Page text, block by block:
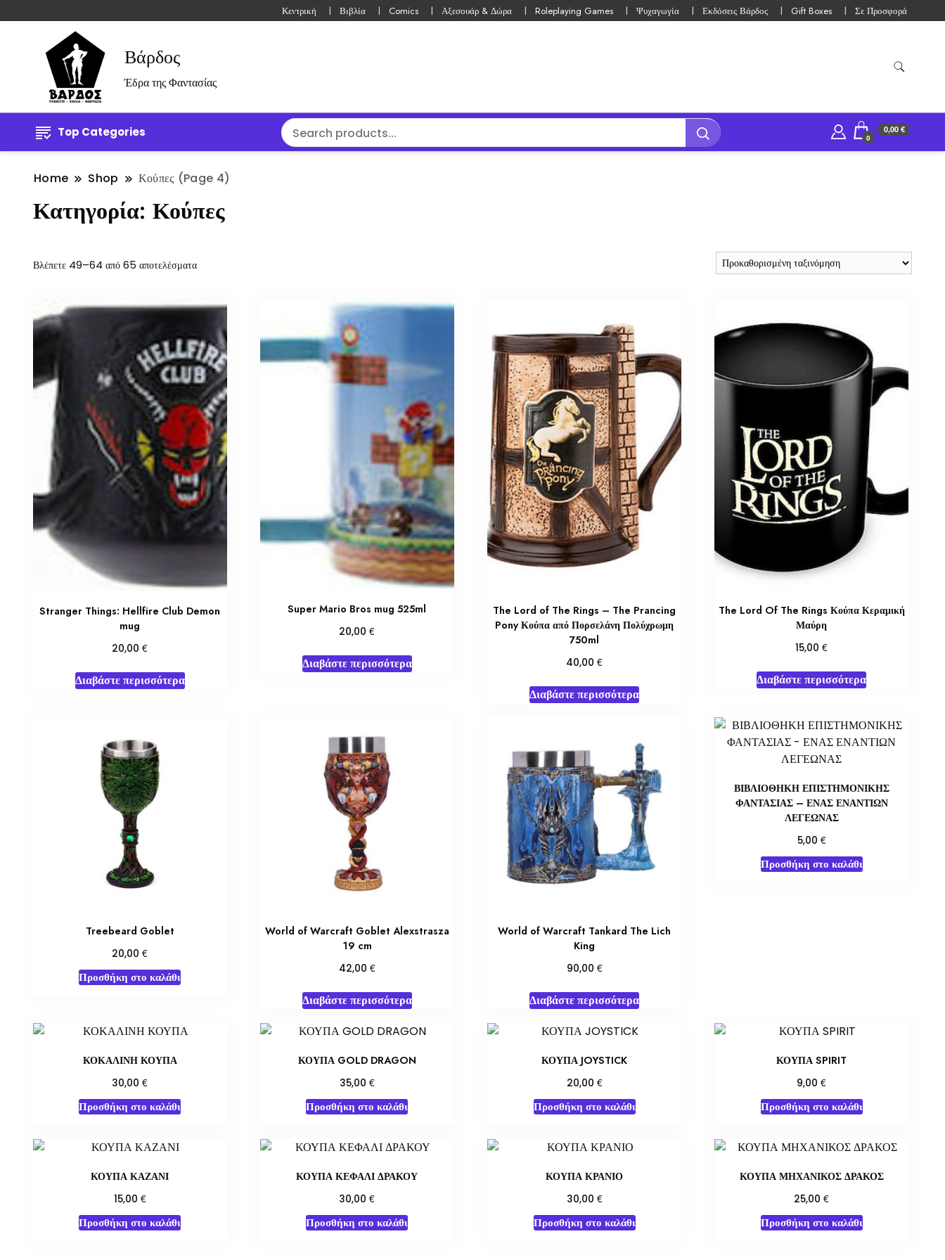
Κεντρική Βιβλία Comics Αξεσουάρ & Δώρα Roleplaying Games Ψυχαγωγία Εκδόσεις Βάρδος Gift Boxes Σε Προσφορά
Βάρδος
Έδρα της Φαντασίας
Top Categories 0
0,00 €
Home Shop Κούπες (Page 4)
Κατηγορία: Κούπες
Βλέπετε 49–64 από 65 αποτελέσματα
Stranger Things: Hellfire Club Demon
mug
20,00€
Διαβάστε περισσότερα
Super Mario Bros mug 525ml
20,00€
Διαβάστε περισσότερα
The Lord of The Rings – The Prancing
Pony Κούπα από Πορσελάνη Πολύχρωμη
750ml
40,00€
Διαβάστε περισσότερα
The Lord Of The Rings Κούπα Κεραμική
Μαύρη
15,00€
Διαβάστε περισσότερα
Treebeard Goblet
20,00€
Προσθήκη στο καλάθι
World of Warcraft Goblet Alexstrasza
19 cm
42,00 €
Διαβάστε περισσότερα
World of Warcraft Tankard The Lich
King
90,00 €
Διαβάστε περισσότερα
ΒΙΒΛΙΟΘΗΚΗ ΕΠΙΣΤΗΜΟΝΙΚΗΣ
ΦΑΝΤΑΣΙΑΣ – ΕΝΑΣ ΕΝΑΝΤΙΩΝ
ΛΕΓΕΩΝΑΣ
5,00 €
Προσθήκη στο καλάθι
ΚΟΚΑΛΙΝΗ ΚΟΥΠΑ
30,00€
Προσθήκη στο καλάθι
ΚΟΥΠΑ GOLD DRAGON
35,00 €
Προσθήκη στο καλάθι
ΚΟΥΠΑ JOYSTICK
20,00 €
Προσθήκη στο καλάθι
ΚΟΥΠΑ SPIRIT
9,00€
Προσθήκη στο καλάθι
ΚΟΥΠΑ ΚΑΖΑΝΙ
15,00 €
Προσθήκη στο καλάθι
ΚΟΥΠΑ ΚΕΦΑΛΙ ΔΡΑΚΟΥ
30,00€
Προσθήκη στο καλάθι
ΚΟΥΠΑ ΚΡΑΝΙΟ
30,00 €
Προσθήκη στο καλάθι
ΚΟΥΠΑ ΜΗΧΑΝΙΚΟΣ ΔΡΑΚΟΣ
25,00€
Προσθήκη στο καλάθι